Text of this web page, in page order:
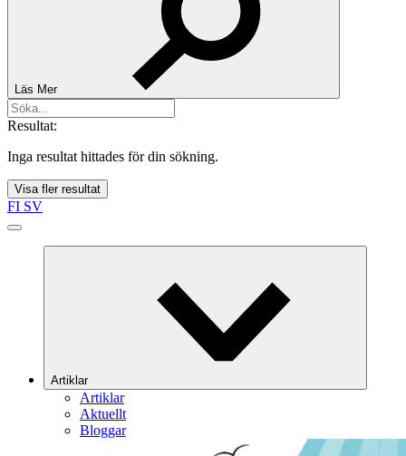
Läs Mer
Resultat:
Inga resultat hittades för din sökning.
Visa fler resultat
FI SV
Artiklar
Artiklar
Aktuellt
Bloggar